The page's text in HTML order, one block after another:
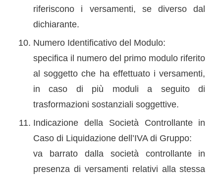
riferiscono i versamenti, se diverso dal
dichiarante.
Numero Identificativo del Modulo:
specifica il numero del primo modulo riferito
al soggetto che ha effettuato i versamenti,
in caso di più moduli a seguito di
trasformazioni sostanziali soggettive.
Indicazione della Società Controllante in
Caso di Liquidazione dell’IVA di Gruppo:
va barrato dalla società controllante in
presenza di versamenti relativi alla stessa